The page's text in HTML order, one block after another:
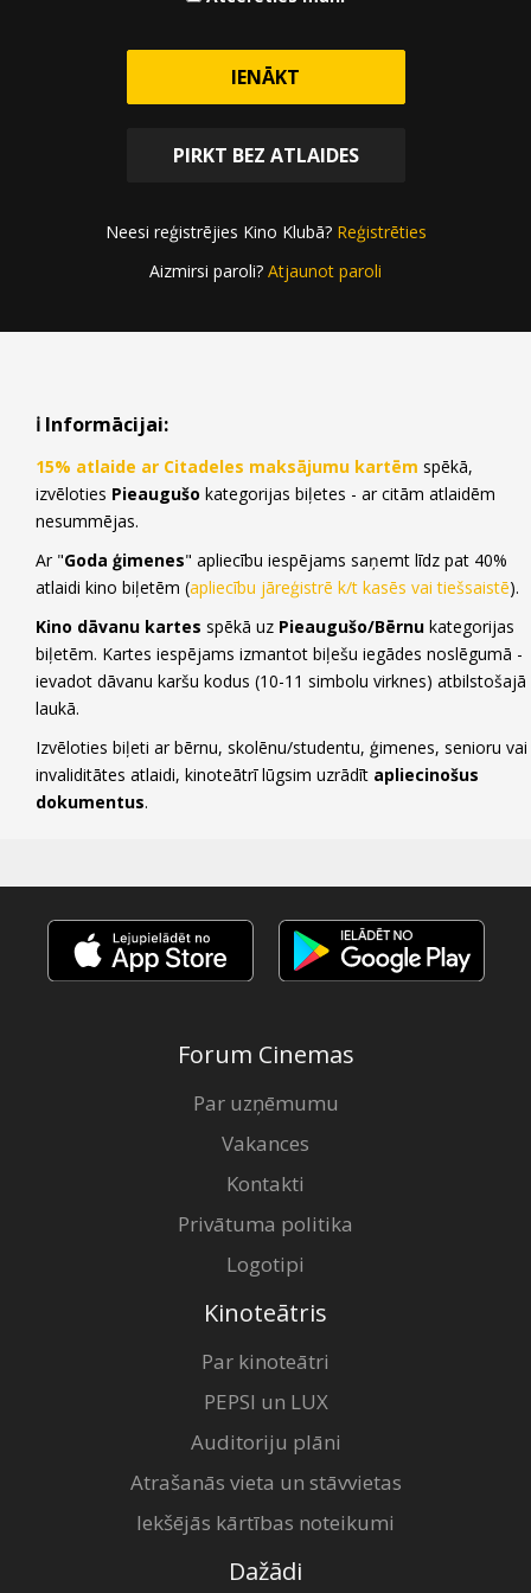
IENĀKT
PIRKT BEZ ATLAIDES
Neesi reģistrējies Kino Klubā? Reģistrēties
Aizmirsi paroli? Atjaunot paroli
NOPIRKT BIĻETES
ℹ️ Informācijai:
15% atlaide ar Citadeles maksājumu kartēm spēkā,
izvēloties Pieaugušo kategorijas biļetes - ar citām atlaidēm
nesummējas.
Ar "Goda ģimenes" apliecību iespējams saņemt līdz pat 40%
atlaidi kino biļetēm (apliecību jāreģistrē k/t kasēs vai tiešsaistē).
Kino dāvanu kartes spēkā uz Pieaugušo/Bērnu kategorijas
biļetēm. Kartes iespējams izmantot biļešu iegādes noslēgumā -
ievadot dāvanu karšu kodus (10-11 simbolu virknes) atbilstošajā
laukā.
Izvēloties biļeti ar bērnu, skolēnu/studentu, ģimenes, senioru vai
invaliditātes atlaidi, kinoteātrī lūgsim uzrādīt apliecinošus
dokumentus.
Forum Cinemas
Par uzņēmumu
Vakances
Kontakti
Privātuma politika
Logotipi
Kinoteātris
Par kinoteātri
PEPSI un LUX
Auditoriju plāni
Atrašanās vieta un stāvvietas
Iekšējās kārtības noteikumi
Dažādi